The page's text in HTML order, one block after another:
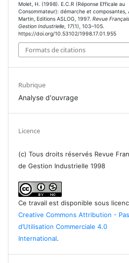
Molet, H. (1998). E.C.R (Réponse Efficale au
Consommateur): démarche et composantes,
Martin, Editions ASLOG, 1997.Revue
Gestion Industrielle, 17(1), 103–105.
https://doi.org/10.53102/1998.17.01.955
Formats de citations
Rubrique
Analyse d'ouvrage
Licence
(c) Tous droits réservés Revue
de Gestion Industrielle 1998
Ce travail est disponible sous
Creative Commons Attribution - Pas
d’Utilisation Commerciale 4.0
International.